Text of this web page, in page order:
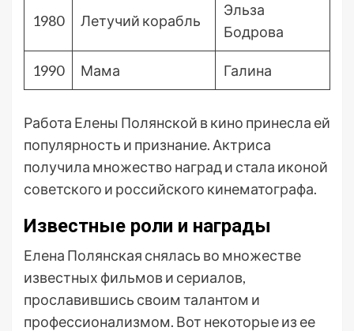
1980 Летучий корабль
Эльза
Бодрова
1990 Мама Галина
Работа Елены Полянской в кино принесла ей
популярность и признание. Актриса
получила множество наград и стала иконой
советского и российского кинематографа.
Известные роли и награды
Елена Полянская снялась во множестве
известных фильмов и сериалов,
прославившись своим талантом и
профессионализмом. Вот некоторые из ее